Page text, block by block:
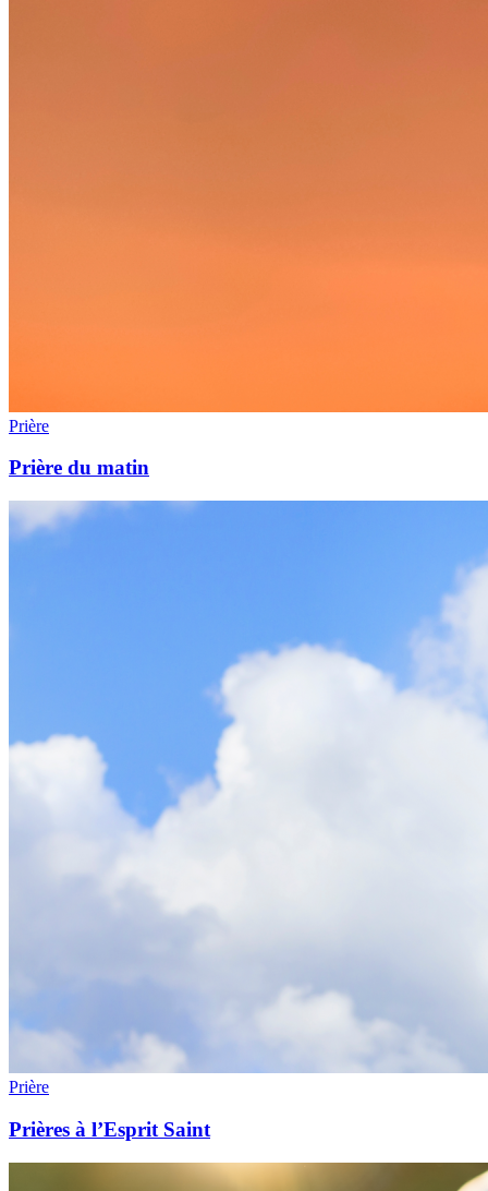
Prière
Prière du matin
Prière
Prières à l’Esprit Saint